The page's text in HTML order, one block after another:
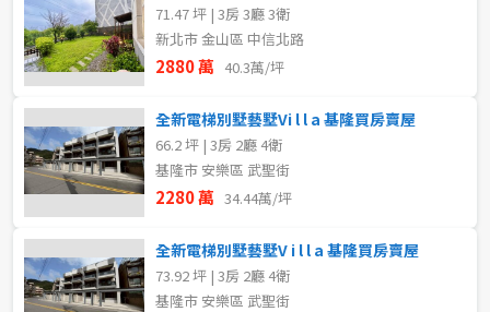
71.47 坪 | 3房 3廳 3衛
新北市 金山區 中信北路
2880 萬 40.3萬/坪
全新電梯別墅藝墅Vi l l a 基隆買房賣屋
66.2 坪 | 3房 2廳 4衛
基隆市 安樂區 武聖街
2280 萬 34.44萬/坪
全新電梯別墅藝墅V i l l a 基隆買房賣屋
73.92 坪 | 3房 2廳 4衛
基隆市 安樂區 武聖街